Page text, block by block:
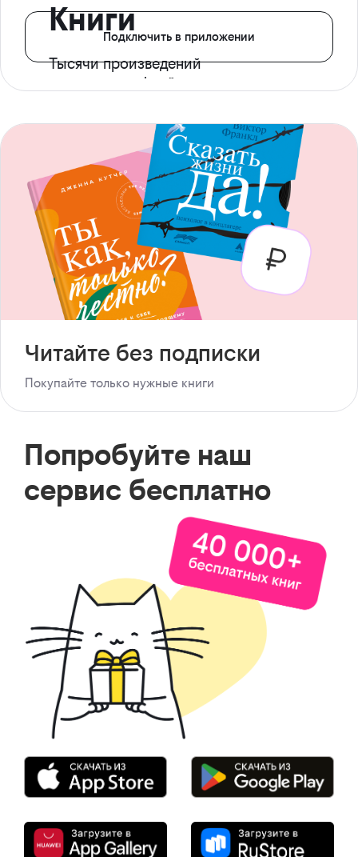
Книги
Тысячи произведений
с доступом офлайн
Подключить в приложении
Читайте без подписки
Покупайте только нужные книги
Попробуйте наш
сервис бесплатно